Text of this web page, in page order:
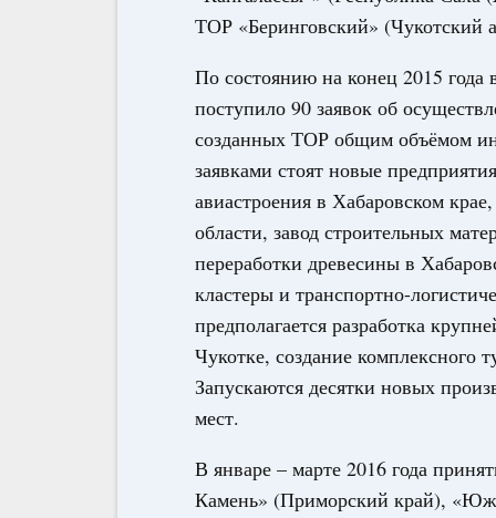
ТОР «Беринговский» (Чукотский
По состоянию на конец 2015
поступило 90 заявок об
созданных ТОР общим объёмом
заявками стоят новые
авиастроения в Хабаровском
области, завод строительных
переработки древесины в
кластеры и транспортно-
предполагается разработка
Чукотке, создание комплексного
Запускаются десятки новых
мест.
В январе – марте 2016 года
Камень» (Приморский край),